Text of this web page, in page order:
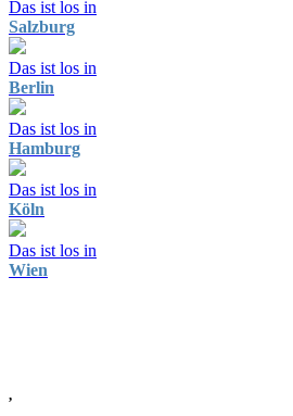
Das ist los in
Salzburg
Das ist los in
Berlin
Das ist los in
Hamburg
Das ist los in
Köln
Das ist los in
Wien
,